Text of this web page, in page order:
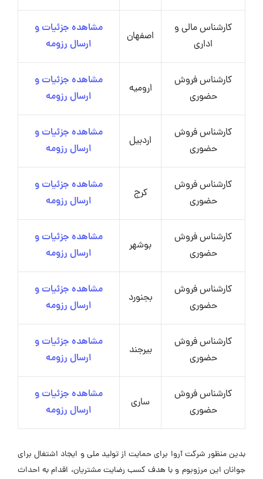
کارشناس مالی و
اداری
اصفهان
مشاهده جزئیات و
ارسال رزومه
کارشناس فروش
حضوری
ارومیه
مشاهده جزئیات و
ارسال رزومه
کارشناس فروش
حضوری
اردبیل
مشاهده جزئیات و
ارسال رزومه
کارشناس فروش
حضوری
کرج
مشاهده جزئیات و
ارسال رزومه
کارشناس فروش
حضوری
بوشهر
مشاهده جزئیات و
ارسال رزومه
کارشناس فروش
حضوری
بجنورد
مشاهده جزئیات و
ارسال رزومه
کارشناس فروش
حضوری
بیرجند
مشاهده جزئیات و
ارسال رزومه
کارشناس فروش
حضوری
ساری
مشاهده جزئیات و
ارسال رزومه
بدین منظور شرکت آروا برای حمایت از تولید ملی و ایجاد اشتغال برای
جوانان این مرزوبوم و با هدف کسب رضایت مشتریان، اقدام به احداث